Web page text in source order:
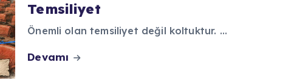
Temsiliyet
Önemli olan temsiliyet değil koltuktur. ...
Devamı